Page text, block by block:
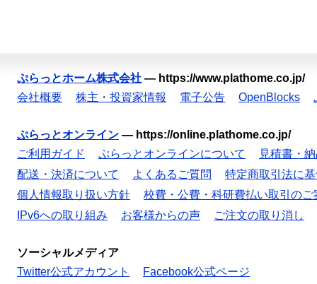
ぷらっとホーム株式会社 — https://www.plathome.co.jp/
会社概要
株主・投資家情報 電子公告 OpenBlocks
ぷらっとオンライン — https://online.plathome.co.jp/
ご利用ガイド
ぷらっとオンラインについて
見積書・
配送・決済について
よくあるご質問
特定商取引法に
個人情報取り扱い方針
校費・公費・科研費払い取引のご
IPv6への取り組み
お客様からの声 ご注文の取り消し
ソーシャルメディア
Twitter公式アカウント
Facebook公式ページ